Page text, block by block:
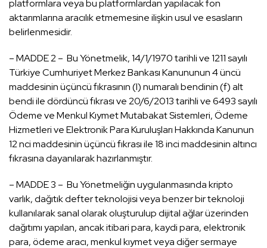
platformlara veya bu platformlardan yapılacak fon
aktarımlarına aracılık etmemesine ilişkin usul ve esasların
belirlenmesidir.
– MADDE 2 – Bu Yönetmelik, 14/1/1970 tarihli ve 1211 sayılı
Türkiye Cumhuriyet Merkez Bankası Kanununun 4 üncü
maddesinin üçüncü fıkrasının (I) numaralı bendinin (f) alt
bendi ile dördüncü fıkrası ve 20/6/2013 tarihli ve 6493 sayılı
Ödeme ve Menkul Kıymet Mutabakat Sistemleri, Ödeme
Hizmetleri ve Elektronik Para Kuruluşları Hakkında Kanunun
12 nci maddesinin üçüncü fıkrası ile 18 inci maddesinin altıncı
fıkrasına dayanılarak hazırlanmıştır.
– MADDE 3 – Bu Yönetmeliğin uygulanmasında kripto
varlık, dağıtık defter teknolojisi veya benzer bir teknoloji
kullanılarak sanal olarak oluşturulup dijital ağlar üzerinden
dağıtımı yapılan, ancak itibari para, kaydi para, elektronik
para, ödeme aracı, menkul kıymet veya diğer sermaye